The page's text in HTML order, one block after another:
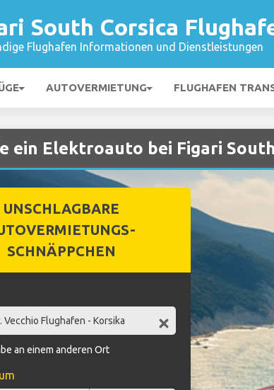
South Corsica
Flughafen Informationen und Dienstleistungen
AUTOVERMIETUNG FLUGHAFEN
ein Elektroauto bei Figari
UNSCHLAGBARE
SCHNÄPPCHEN
an einem anderen Ort